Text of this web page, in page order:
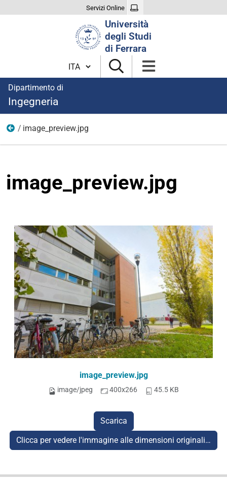
Servizi Online
Università
degli Studi
di Ferrara
Cambia lingua
Dipartimento di
Ingegneria
immagini
image_preview.jpg
image_preview.jpg
image_preview.jpg
image/jpeg 400x266 45.5 KB
Scarica
Clicca per vedere l'immagine alle dimensioni originali…